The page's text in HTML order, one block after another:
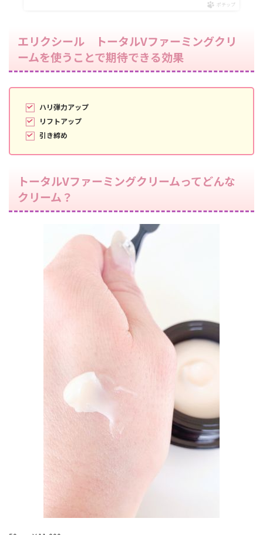
ポチップ
エリクシール トータルVファーミングクリ
ームを使うことで期待できる効果
ハリ弾力アップ
リフトアップ
引き締め
トータルVファーミングクリームってどんな
クリーム？